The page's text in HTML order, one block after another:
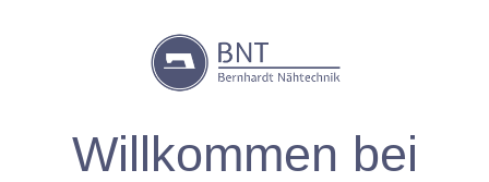
Willkommen bei